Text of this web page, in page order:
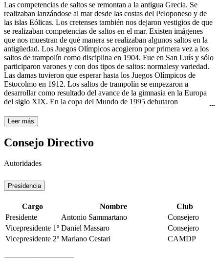
Mermaids" ("Las Sirenas Modernas"), para Feria Mundial en
Chicago, el cual el presentador lo anunció como "natación
sincronizada". Ésta fue la primera mención a este término, aunque
Curtis todavía usaba el nombre "rhythmic swimming" (natación
rítmica) en su libro Rhythmic Swimming: A Source Book of
Synchronized Swimming and Water Pageantry (Minneapolis:
Burgess Publishing Co., 1936). A pesar de esto, fue en Estados
Unidos de América donde obtuvo mayor importancia y
trascendencia con las películas de Esther Williams, famosa actriz de
Hollywood y nadadora. A ella se le atribuye ser la gran impulsora de
este deporte, por haberlo hecho famoso en sus películas de los años
40 y 50 del siglo XX, haciéndolo llegar a todo el mundo. La
Juegos Olímpicos de Los Ángeles en 1984.
Las competencias de saltos se remontan a la antigua Grecia. Se
realizaban lanzándose al mar desde las costas del Peloponeso y de
las islas Eólicas. Los cretenses también nos dejaron vestigios de que
se realizaban competencias de saltos en el mar. Existen imágenes
que nos muestran de qué manera se realizaban algunos saltos en la
antigüedad. Los Juegos Olímpicos acogieron por primera vez a los
saltos de trampolín como disciplina en 1904. Fue en San Luís y sólo
participaron varones y con dos tipos de saltos: normalesy variedad.
Las damas tuvieron que esperar hasta los Juegos Olímpicos de
Estocolmo en 1912. Los saltos de trampolín se empezaron a
desarrollar como resultado del avance de la gimnasia en la Europa
del siglo XIX. En la copa del Mundo de 1995 debutaron
oficialmente los saltos sincronizados y en Sydney 2000 se
estrenaron como disciplina olímpica.
Leer más
Consejo Directivo
Autoridades
Presidencia
Cargo Nombre
Club
Presidente
Antonio Sammartano
Consejero
Vicepresidente 1º Daniel Massaro
Consejero
Vicepresidente 2º Mariano Cestari CAMDP